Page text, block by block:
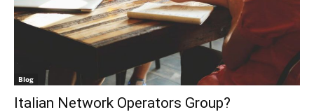
Blog
Italian Network Operators Group?